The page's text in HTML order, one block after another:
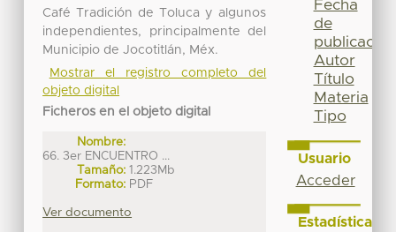
Café Tradición de Toluca y algunos
independientes, principalmente del
Municipio de Jocotitlán, Méx.
Mostrar el registro completo del
objeto digital
Ficheros en el objeto digital
Nombre:
66. 3er ENCUENTRO ...
Tamaño: 1.223Mb
Formato: PDF
Ver documento
Fecha
de
publicación
Autor
Título
Materia
Tipo
Usuario
Acceder
Estadísticas